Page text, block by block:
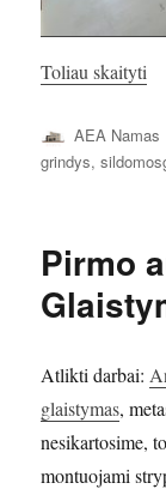
Toliau skaityti
Autorius
AEA Namas
grindys,
Pirmo
Atlikti darbai:
glaistymas,
nesikartosime,
montuojami